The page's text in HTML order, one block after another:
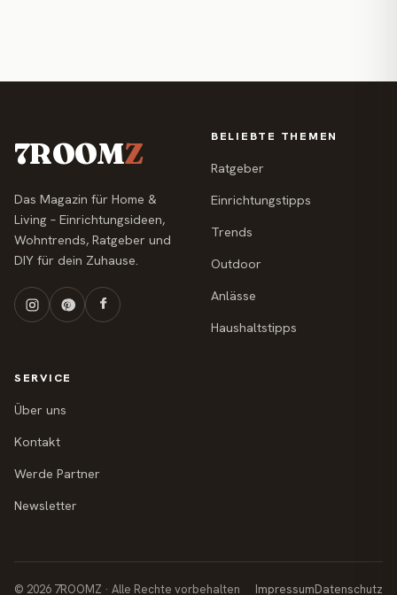
7ROOMZ
Das Magazin für Home &
Living – Einrichtungsideen,
Wohntrends, Ratgeber und
DIY für dein Zuhause.
BELIEBTE THEMEN
Ratgeber
Einrichtungstipps
Trends
Outdoor
Anlässe
Haushaltstipps
SERVICE
Über uns
Kontakt
Werde Partner
Newsletter
© 2026 7ROOMZ · Alle Rechte vorbehalten ImpressumDatenschutz